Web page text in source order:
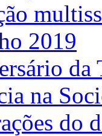
2019
na
do